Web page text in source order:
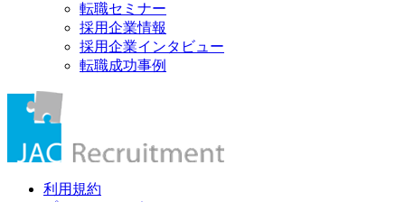
転職セミナー
採用企業情報
採用企業インタビュー
転職成功事例
利用規約